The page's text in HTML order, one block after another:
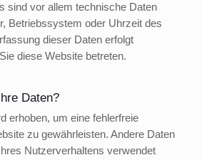
sind vor allem technische Daten
Betriebssystem oder Uhrzeit des
dieser Daten erfolgt
diese Website betreten.
Daten?
erhoben, um eine fehlerfreie
zu gewährleisten. Andere Daten
Nutzerverhaltens verwendet